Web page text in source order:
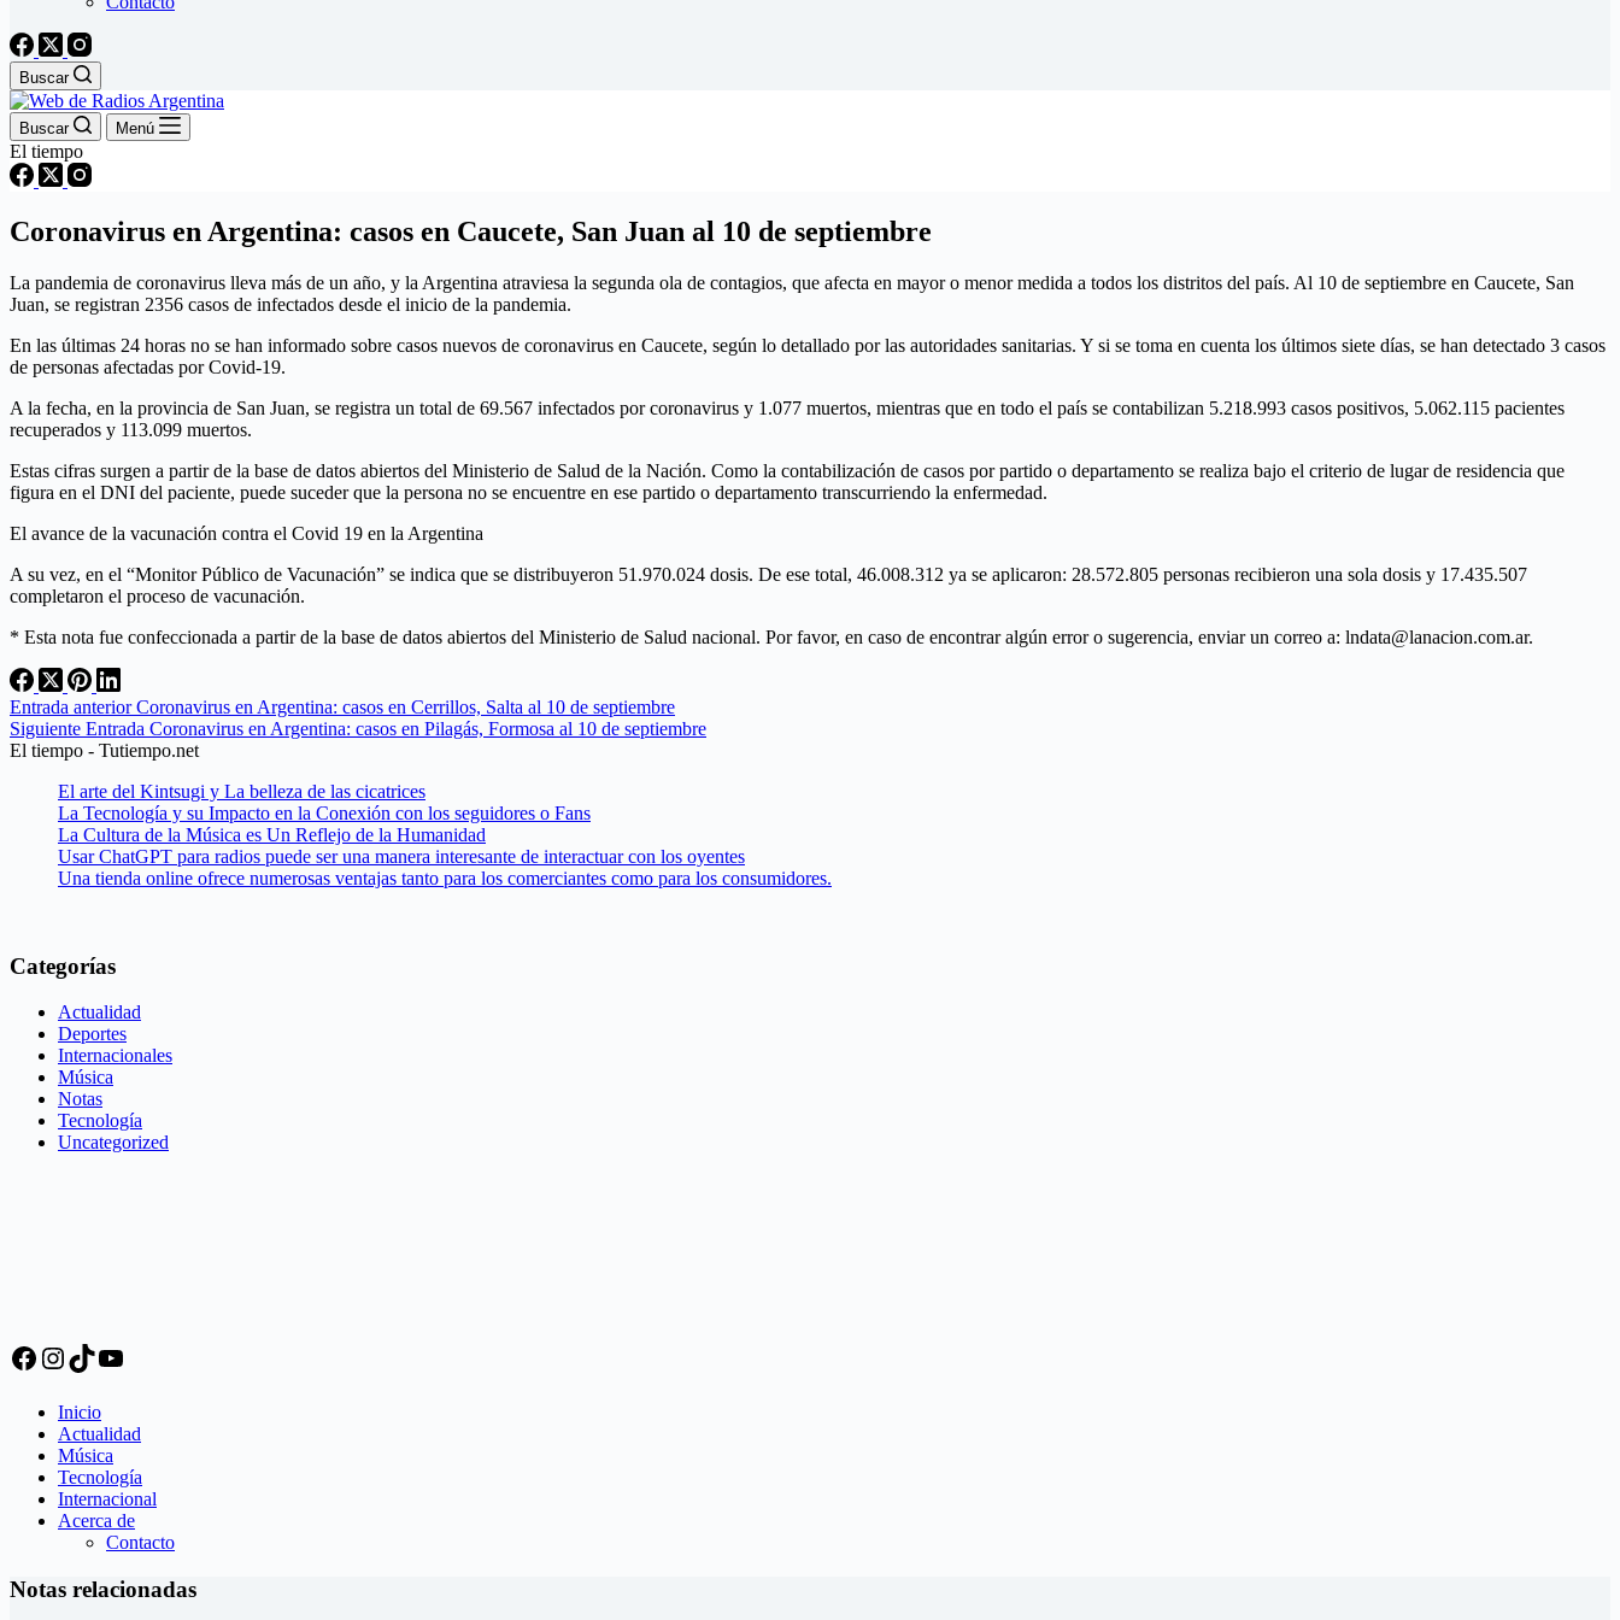
Buscar
Buscar Menú
El tiempo
Coronavirus en Argentina: casos en Caucete, San Juan al 10 de septiembre
La pandemia de coronavirus lleva más de un año, y la Argentina atraviesa la segunda ola de contagios, que afecta en mayor o menor medida a todos los distritos del país. Al 10 de septiembre en Caucete, San
Juan, se registran 2356 casos de infectados desde el inicio de la pandemia.
En las últimas 24 horas no se han informado sobre casos nuevos de coronavirus en Caucete, según lo detallado por las autoridades sanitarias. Y si se toma en cuenta los últimos siete días, se han detectado 3 casos
de personas afectadas por Covid-19.
A la fecha, en la provincia de San Juan, se registra un total de 69.567 infectados por coronavirus y 1.077 muertos, mientras que en todo el país se contabilizan 5.218.993 casos positivos, 5.062.115 pacientes
recuperados y 113.099 muertos.
Estas cifras surgen a partir de la base de datos abiertos del Ministerio de Salud de la Nación. Como la contabilización de casos por partido o departamento se realiza bajo el criterio de lugar de residencia que
figura en el DNI del paciente, puede suceder que la persona no se encuentre en ese partido o departamento transcurriendo la enfermedad.
El avance de la vacunación contra el Covid 19 en la Argentina
A su vez, en el “Monitor Público de Vacunación” se indica que se distribuyeron 51.970.024 dosis. De ese total, 46.008.312 ya se aplicaron: 28.572.805 personas recibieron una sola dosis y 17.435.507
completaron el proceso de vacunación.
* Esta nota fue confeccionada a partir de la base de datos abiertos del Ministerio de Salud nacional. Por favor, en caso de encontrar algún error o sugerencia, enviar un correo a: lndata@lanacion.com.ar.
Entrada anteriorCoronavirus en Argentina: casos en Cerrillos, Salta al 10 de septiembre
Siguiente Entrada Coronavirus en Argentina: casos en Pilagás, Formosa al 10 de septiembre
El tiempo - Tutiempo.net
El arte del Kintsugi y La belleza de las cicatrices
La Tecnología y su Impacto en la Conexión con los seguidores o Fans
La Cultura de la Música es Un Reflejo de la Humanidad
Usar ChatGPT para radios puede ser una manera interesante de interactuar con los oyentes
Una tienda online ofrece numerosas ventajas tanto para los comerciantes como para los consumidores.
Categorías
Actualidad
Deportes
Internacionales
Música
Notas
Tecnología
Uncategorized
Facebook
Instagram
TikTok
YouTube
Inicio
Actualidad
Música
Tecnología
Internacional
Acerca de
Contacto
Notas relacionadas